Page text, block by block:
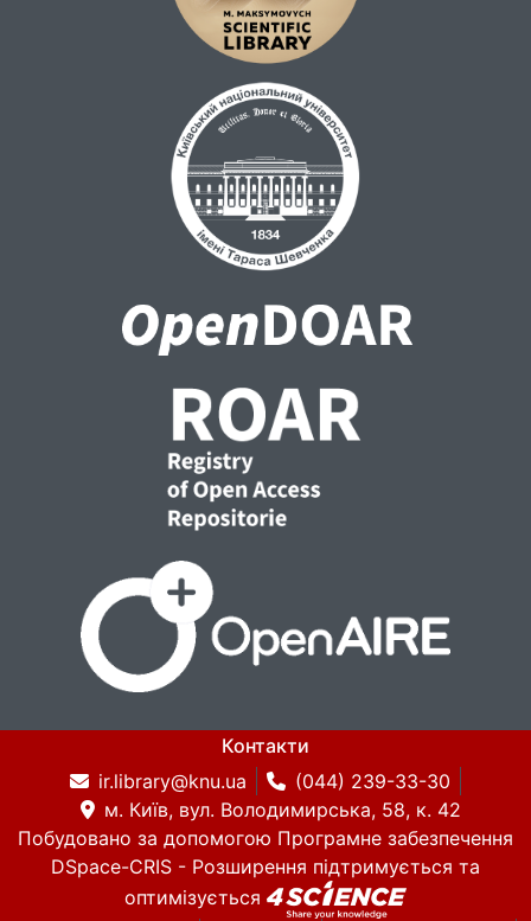
Контакти
ir.library@knu.ua
(044) 239-33-30
м. Київ, вул. Володимирська, 58, к. 42
Побудовано за допомогою Програмне забезпечення
DSpace-CRIS - Розширення підтримується та
оптимізується